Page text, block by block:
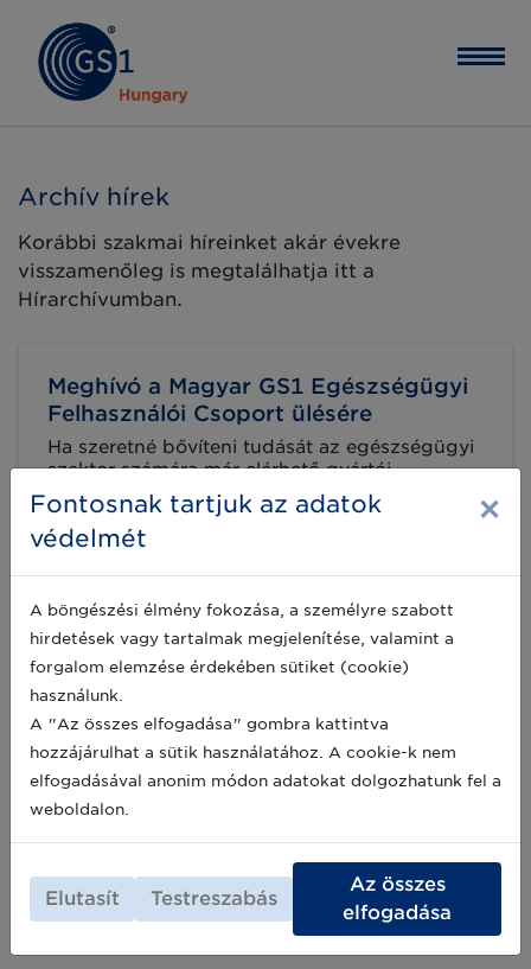
Archív hírek
Korábbi szakmai híreinket akár évekre
visszamenőleg is megtalálhatja itt a
Hírarchívumban.
Meghívó a Magyar GS1 Egészségügyi
Felhasználói Csoport ülésére
Ha szeretné bővíteni tudását az egészségügyi
szektor számára már elérhető gyártói,
szolgáltatói és kórházi innovációk terén, és
szeretne felkészülni a jogszabályi változásokra,
jöjjön el következő ülésünkre. Időpont: 2019.
szükséges.)
2019-09-25
Meghívó a Magyar GS1 Egészségügyi
Felhasználói Csoport ülésére
A Magyar GS1 Egészségügyi Felhasználói
Csoport azzal a céllal jött létre, hogy a GS1
szabványszervezet egészségügyi iparágban
szerzett nemzetközi tapasztalatainak illetve a
változó jogszabályi előírásoknak ismeretében
támogassa a GS1 szabvány alapú megoldások
helyes hazai bevezetését a helyi igények
kiszolgálására. Ha szeretné bővíteni tudását az
egészségügyi szektor számára már elérhető
gyártói, szolgáltatói és kórházi innovációk
terén, és szeretne felkészülni a jogszabályi
változásokra, jöjjön el következő
2019-02-26
Fontosnak tartjuk az adatok
védelmét
×
A böngészési élmény fokozása, a személyre szabott
hirdetések vagy tartalmak megjelenítése, valamint a
forgalom elemzése érdekében sütiket (cookie)
használunk.
A "Az összes elfogadása" gombra kattintva
hozzájárulhat a sütik használatához. A cookie-k nem
elfogadásával anonim módon adatokat dolgozhatunk fel a
weboldalon.
Elutasít Testreszabás
Az összes
elfogadása